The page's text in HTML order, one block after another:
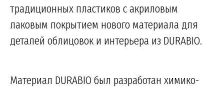
традиционных пластиков с акриловым
лаковым покрытием нового материала для
деталей облицовок и интерьера из DURABIO.
Материал DURABIO был разработан химико-